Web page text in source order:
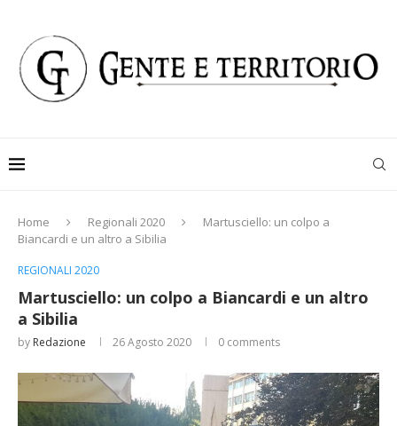
Home Regionali 2020
Martusciello: un colpo a
Biancardi e un altro a Sibilia
REGIONALI 2020
Martusciello: un colpo a Biancardi e un altro
a Sibilia
by Redazione 26 Agosto 2020 0 comments